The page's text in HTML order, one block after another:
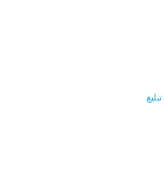
تبليغ